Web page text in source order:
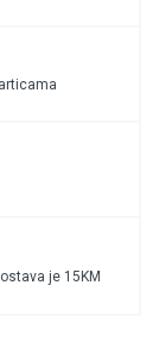
je 15KM